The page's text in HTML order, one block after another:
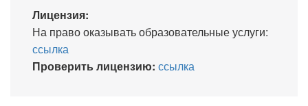
Лицензия:
На право оказывать образовательные услуги:
ссылка
Проверить лицензию: ссылка